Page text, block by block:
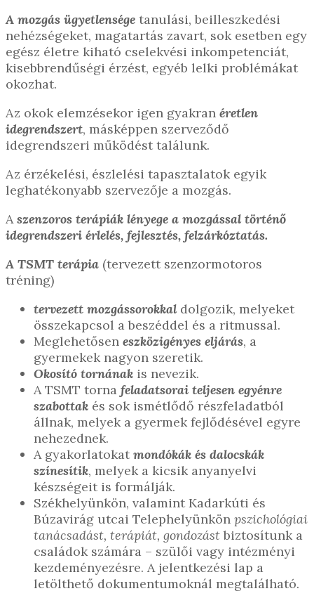
A mozgás ügyetlensége tanulási, beilleszkedési
nehézségeket, magatartás zavart, sok esetben egy
egész életre kiható cselekvési inkompetenciát,
kisebbrendűségi érzést, egyéb lelki problémákat
okozhat.
Az okok elemzésekor igen gyakran éretlen
idegrendszert, másképpen szerveződő
idegrendszeri működést találunk.
Az érzékelési, észlelési tapasztalatok egyik
leghatékonyabb szervezője a mozgás.
Aszenzoros terápiák lényege a mozgással történő
idegrendszeri érlelés, fejlesztés, felzárkóztatás.
A TSMT terápia (tervezett szenzormotoros
tréning)
tervezett mozgássorokkal dolgozik, melyeket
összekapcsol a beszéddel és a ritmussal.
Meglehetősen eszközigényes eljárás, a
gyermekek nagyon szeretik.
Okosító tornának is nevezik.
A TSMT torna feladatsorai teljesen egyénre
szabottak és sok ismétlődő részfeladatból
állnak, melyek a gyermek fejlődésével egyre
nehezednek.
A gyakorlatokat mondókák és dalocskák
színesítik, melyek a kicsik anyanyelvi
készségeit is formálják.
Székhelyünkön, valamint Kadarkúti és
Búzavirág utcai Telephelyünkön pszichológiai
tanácsadást, terápiát, gondozástbiztosítunk a
családok számára – szülői vagy intézményi
kezdeményezésre. A jelentkezési lap a
letölthető dokumentumoknál megtalálható.